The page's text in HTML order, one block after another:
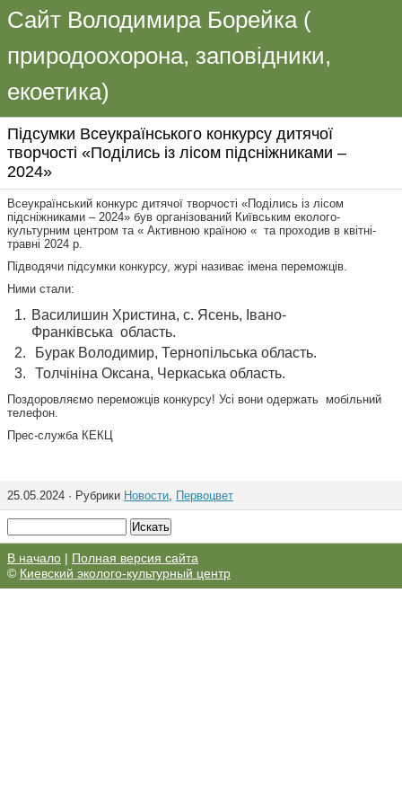
Сайт Володимира Борейка (
природоохорона, заповідники,
екоетика)
Підсумки Всеукраїнського конкурсу дитячої
творчості «Поділись із лісом підсніжниками –
2024»
Всеукраїнський конкурс дитячої творчості «Поділись із лісом
підсніжниками – 2024» був організований Київським еколого-
культурним центром та « Активною країною « та проходив в квітні-
травні 2024 р.
Підводячи підсумки конкурсу, журі називає імена переможців.
Ними стали:
Василишин Христина, с. Ясень, Івано-
Франківська область.
Бурак Володимир, Тернопільська область.
Толчініна Оксана, Черкаська область.
Поздоровляємо переможців конкурсу! Усі вони одержать мобільний
телефон.
Прес-служба КЕКЦ
25.05.2024 · Рубрики Новости, Первоцвет
В начало | Полная версия сайта
© Киевский эколого-культурный центр